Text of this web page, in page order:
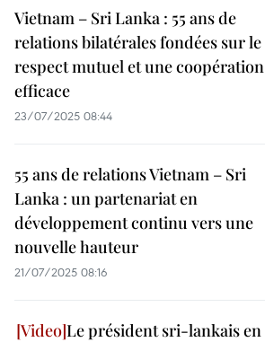
Vietnam – Sri Lanka : 55 ans de
relations bilatérales fondées sur le
respect mutuel et une coopération
efficace
23/07/2025 08:44
55 ans de relations Vietnam – Sri
Lanka : un partenariat en
développement continu vers une
nouvelle hauteur
21/07/2025 08:16
Le président sri-lankais en